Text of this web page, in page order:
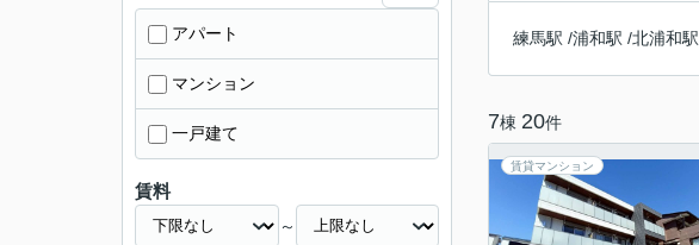
練馬駅 /浦和駅 /北浦和駅
7棟 20件
賃貸マンション
アパート
マンション
一戸建て
賃料
～